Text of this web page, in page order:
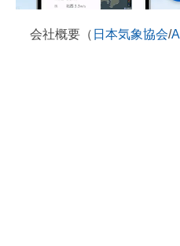
会社概要（ 日本気象協会/